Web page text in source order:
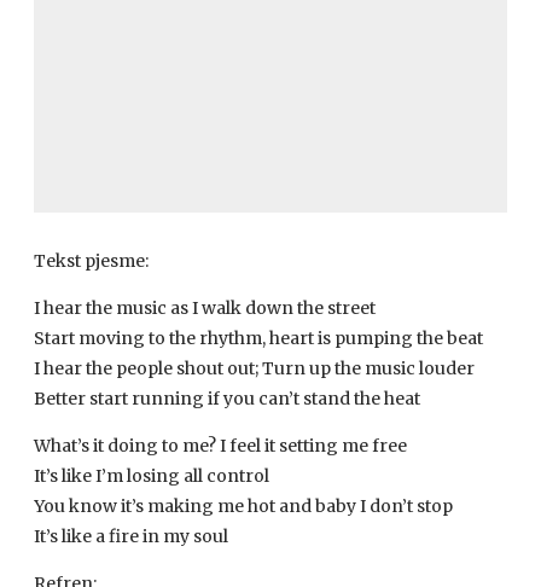
Tekst pjesme:
I hear the music as I walk down the street
Start moving to the rhythm, heart is pumping the beat
I hear the people shout out; Turn up the music louder
Better start running if you can’t stand the heat
What’s it doing to me? I feel it setting me free
It’s like I’m losing all control
You know it’s making me hot and baby I don’t stop
It’s like a fire in my soul